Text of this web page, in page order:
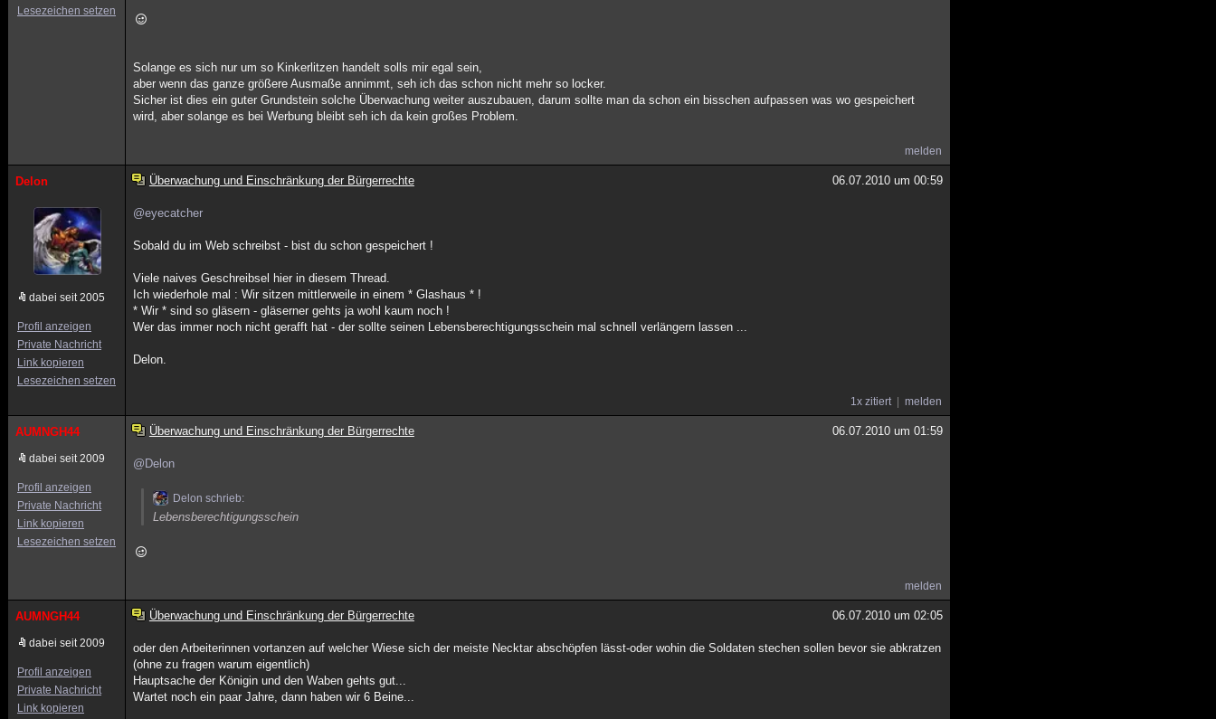
Lesezeichen setzen
Solange es sich nur um so Kinkerlitzen handelt solls mir egal sein,
aber wenn das ganze größere Ausmaße annimmt, seh ich das schon nicht mehr so locker.
Sicher ist dies ein guter Grundstein solche Überwachung weiter auszubauen, darum sollte man da schon ein bisschen aufpassen was wo gespeichert
wird, aber solange es bei Werbung bleibt seh ich da kein großes Problem.
melden
Delon
dabei seit 2005
Profil anzeigen
Private Nachricht
Link kopieren
Lesezeichen setzen
Überwachung und Einschränkung der Bürgerrechte 06.07.2010 um 00:59
@eyecatcher
Sobald du im Web schreibst - bist du schon gespeichert !
Viele naives Geschreibsel hier in diesem Thread.
Ich wiederhole mal : Wir sitzen mittlerweile in einem * Glashaus * !
* Wir * sind so gläsern - gläserner gehts ja wohl kaum noch !
Wer das immer noch nicht gerafft hat - der sollte seinen Lebensberechtigungsschein mal schnell verlängern lassen ...
Delon.
1x zitiert melden
AUMNGH44
dabei seit 2009
Profil anzeigen
Private Nachricht
Link kopieren
Lesezeichen setzen
Überwachung und Einschränkung der Bürgerrechte 06.07.2010 um 01:59
@Delon
Delon schrieb:
Lebensberechtigungsschein
melden
AUMNGH44
dabei seit 2009
Profil anzeigen
Private Nachricht
Link kopieren
Überwachung und Einschränkung der Bürgerrechte 06.07.2010 um 02:05
oder den Arbeiterinnen vortanzen auf welcher Wiese sich der meiste Necktar abschöpfen lässt-oder wohin die Soldaten stechen sollen bevor sie abkratzen
(ohne zu fragen warum eigentlich)
Hauptsache der Königin und den Waben gehts gut...
Wartet noch ein paar Jahre, dann haben wir 6 Beine...